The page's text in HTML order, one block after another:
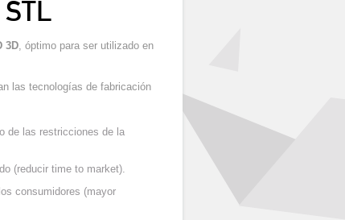
3D, óptimo para ser utilizado en
las tecnologías de fabricación
de las restricciones de la
(reducir time to market).
consumidores (mayor